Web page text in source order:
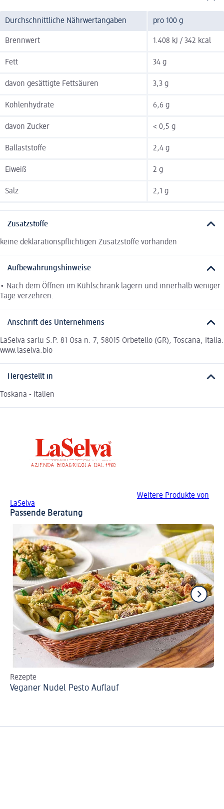
Durchschnittliche Nährwertangaben pro 100 g
Brennwert 1.408 kJ / 342 kcal
Fett 34 g
davon gesättigte Fettsäuren 3,3 g
Kohlenhydrate 6,6 g
davon Zucker < 0,5 g
Ballaststoffe 2,4 g
Eiweiß 2 g
Salz 2,1 g
Zusatzstoffe
keine deklarationspflichtigen Zusatzstoffe vorhanden
Aufbewahrungshinweise
• Nach dem Öffnen im Kühlschrank lagern und innerhalb weniger
Tage verzehren.
Anschrift des Unternehmens
LaSelva sarlu S.P. 81 Osa n. 7, 58015 Orbetello (GR), Toscana, Italia.
www.laselva.bio
Hergestellt in
Toskana - Italien
Weitere Produkte von
LaSelva
Passende Beratung
Rezepte
Veganer Nudel Pesto Auflauf